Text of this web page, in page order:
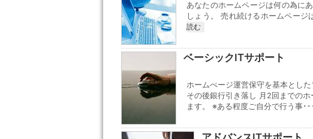
あなたのホームページは何の為に
しょう。 売れ続けるホームペー
読む
ベーシックITサポート
ホームぺージ運営保守を基本とし
その後銀行引き落し 月2回までの
ます。 ※ある程度ご自分で行う事･･･